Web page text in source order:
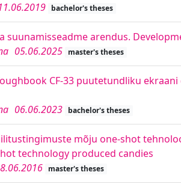
bachelor's theses
suunamisseadme arendus.
05.06.2025 master's theses
CF-33 puutetundliku
06.06.2023 bachelor's theses
mõju one-shot
technology produced candies
master's theses